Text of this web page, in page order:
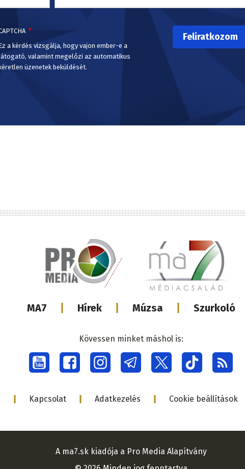
a kérdés vizsgálja, hogy vajon ember-e a
valamint megelőzi az automatikus
üzenetek beküldését.
Lábléc
MA7 Hírek Múzsa Szurkoló
Social
menu
Kövessen minket máshol is:
Lábléc
Kapcsolat Adatkezelés Cookie beállítások
A ma7.sk kiadója a Pro Media Alapítvány